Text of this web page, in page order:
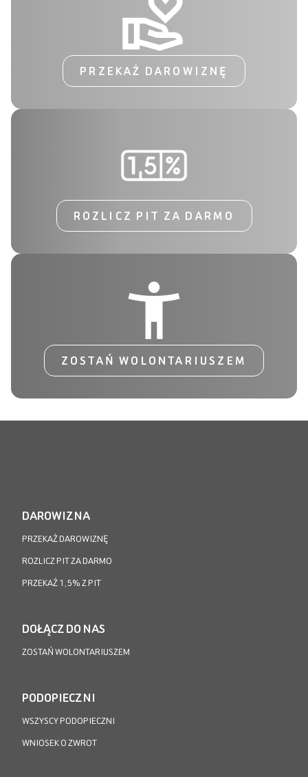
PRZEKAŻ DAROWIZNĘ
ROZLICZ PIT ZA DARMO
ZOSTAŃ WOLONTARIUSZEM
DAROWIZNA
PRZEKAŻ DAROWIZNĘ
ROZLICZ PIT ZA DARMO
PRZEKAŻ 1,5% Z PIT
DOŁĄCZ DO NAS
ZOSTAŃ WOLONTARIUSZEM
PODOPIECZNI
WSZYSCY PODOPIECZNI
WNIOSEK O ZWROT